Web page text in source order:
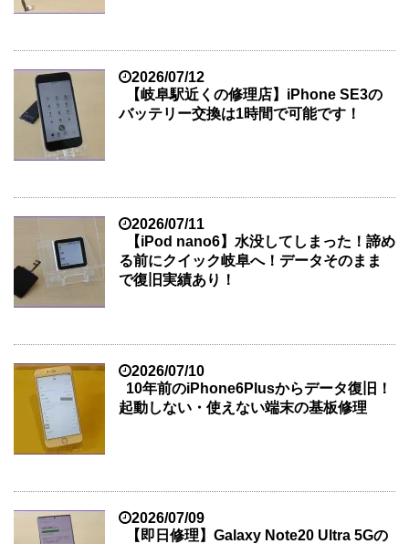
2026/07/12
【岐阜駅近くの修理店】iPhone SE3の
バッテリー交換は1時間で可能です！
2026/07/11
【iPod nano6】水没してしまった！諦め
る前にクイック岐阜へ！データそのまま
で復旧実績あり！
2026/07/10
10年前のiPhone6Plusからデータ復旧！
起動しない・使えない端末の基板修理
2026/07/09
【即日修理】Galaxy Note20 Ultra 5Gの